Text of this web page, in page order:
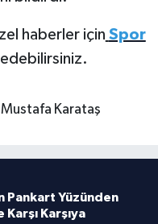
haberler için Spor
Karataş
Pankart Yüzünden
Karşı Karşıya